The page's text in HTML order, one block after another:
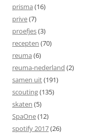
prisma (16)
prive(7)
proefjes(3)
recepten (70)
reuma (6)
reuma-nederland (2)
samen uit(191)
scouting(135)
skaten (5)
SpaOne(12)
spotify 2017(26)